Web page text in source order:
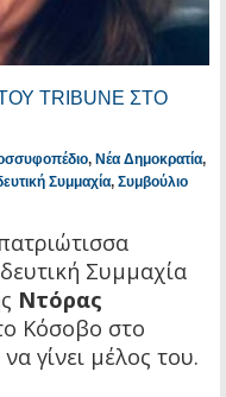
TRIBUNE ΣΤΟ
, Νέα Δημοκρατία,
Συμμαχία, Συμβούλιο
Συμμαχία
Ντόρας
Κόσοβο στο
γίνει μέλος του.